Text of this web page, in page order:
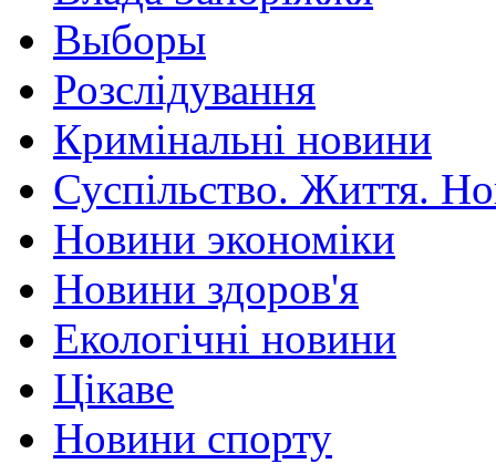
Выборы
Розслідування
Кримінальні новини
Суспільство. Життя.
Новини экономіки
Новини здоров'я
Екологічні новини
Цікаве
Новини спорту